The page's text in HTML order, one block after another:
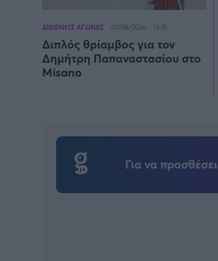
ΔΙΕΘΝΕΙΣ ΑΓΩΝΕΣ 01/08/2026 - 13:15
Διπλός θρίαμβος για τον
Δημήτρη Παπαναστασίου στο
Misano
Για να